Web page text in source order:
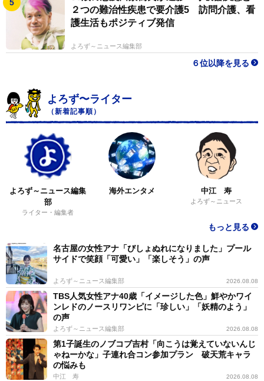
２つの難治性疾患で要介護5 訪問介護、看
護生活もポジティブ発信
よろず～ニュース編集部
６位以降を見る
よろず〜ライター
（新着記事順）
よろず～ニュース編集
部
ライター・編集者
海外エンタメ 中江 寿
よろず～ニュース
もっと見る
名古屋の女性アナ「びしょぬれになりました」プール
サイドで笑顔「可愛い」「楽しそう」の声
よろず～ニュース編集部 2026.08.08
TBS人気女性アナ40歳「イメージした色」鮮やかワイ
ンレドのノースリワンピに「珍しい」「妖精のよう」
の声
よろず～ニュース編集部 2026.08.08
第1子誕生のノブコブ吉村「向こうは覚えていないんじ
ゃねーかな」子連れ合コン参加プラン 破天荒キャラ
の悩みも
中江 寿 2026.08.08